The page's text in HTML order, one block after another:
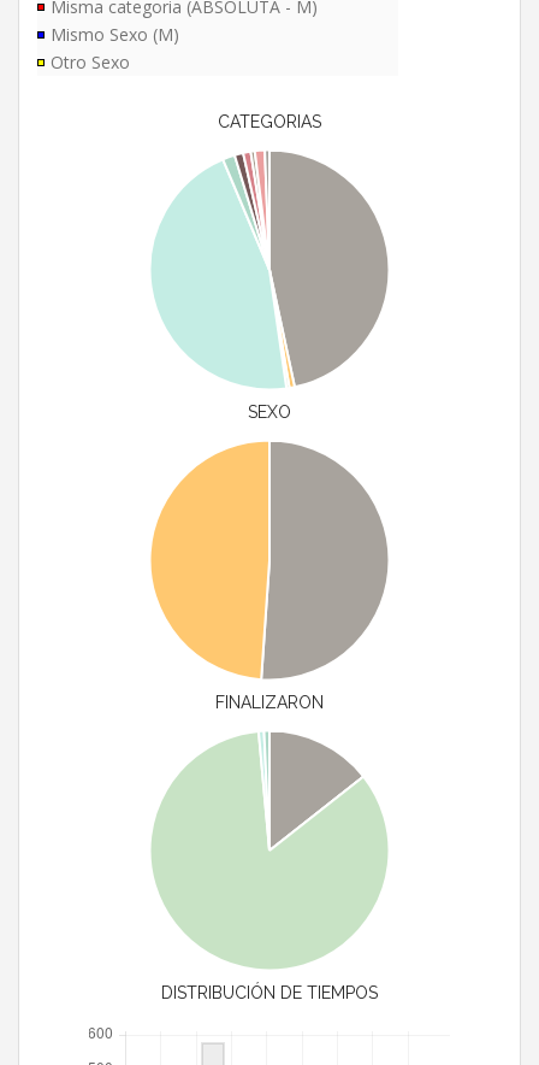
Misma categoria (ABSOLUTA - M)
Mismo Sexo (M)
Otro Sexo
CATEGORIAS
SEXO
FINALIZARON
DISTRIBUCIÓN DE TIEMPOS